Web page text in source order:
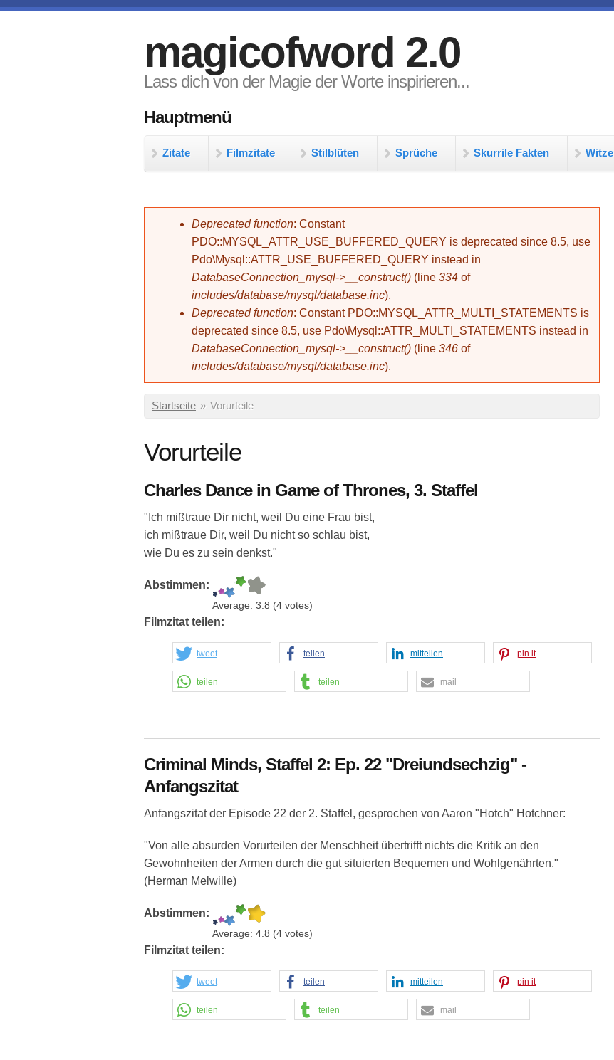
magicofword 2.0
Lass dich von der Magie der Worte inspirieren...
Hauptmenü
Zitate Filmzitate Stilblüten Sprüche Skurrile Fakten Witze
Fehlermeldung
Deprecated function: Constant
PDO::MYSQL_ATTR_USE_BUFFERED_QUERY is deprecated since 8.5, use
Pdo\Mysql::ATTR_USE_BUFFERED_QUERY instead in
DatabaseConnection_mysql->__construct() (line 334 of
includes/database/mysql/database.inc).
Deprecated function: Constant PDO::MYSQL_ATTR_MULTI_STATEMENTS is
deprecated since 8.5, use Pdo\Mysql::ATTR_MULTI_STATEMENTS instead in
DatabaseConnection_mysql->__construct() (line 346 of
includes/database/mysql/database.inc).
Sie sind hier
Startseite » Vorurteile
Vorurteile
Charles Dance in Game of Thrones, 3. Staffel
"Ich mißtraue Dir nicht, weil Du eine Frau bist,
ich mißtraue Dir, weil Du nicht so schlau bist,
wie Du es zu sein denkst."
Abstimmen:
Average: 3.8 (4 votes)
Filmzitat teilen:
tweet teilen mitteilen pin it
teilen teilen mail
Criminal Minds, Staffel 2: Ep. 22 "Dreiundsechzig" -
Anfangszitat
Anfangszitat der Episode 22 der 2. Staffel, gesprochen von Aaron "Hotch" Hotchner:
"Von alle absurden Vorurteilen der Menschheit übertrifft nichts die Kritik an den
Gewohnheiten der Armen durch die gut situierten Bequemen und Wohlgenährten."
(Herman Melwille)
Abstimmen:
Average: 4.8 (4 votes)
Filmzitat teilen:
tweet teilen mitteilen pin it
teilen teilen mail